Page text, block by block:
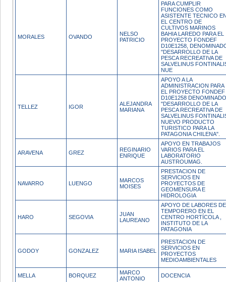
MORALES OVANDO
NELSO
PATRICIO
PARA CUMPLIR
FUNCIONES COMO
ASISTENTE TECNICO
EL CENTRO DE
CULTIVOS MARINOS
BAHIA LAREDO PARA EL
PROYECTO FONDEF
D10E1258,
"DESARROLLO DE LA
PESCA RECREATIVA DE
SALVELINUS
NUE
TELLEZ IGOR
ALEJANDRA
MARIANA
APOYO A LA
ADMINISTRACION PARA
EL PROYECTO FONDEF
D10E1258 DENOMINADO
"DESARROLLO DE LA
PESCA RECREATIVA DE
SALVELINUS
NUEVO PRODUCTO
TURISTICO PARA LA
PATAGONIA CHILENA".
ARAVENA GREZ
REGINARIO
ENRIQUE
APOYO EN TRABAJOS
VARIOS PARA EL
LABORATORIO
AUSTROUMAG.
NAVARRO LUENGO
MARCOS
MOISES
PRESTACION DE
SERVICIOS EN
PROYECTOS DE
GEOMENSURA E
HIDROLOGIA
HARO SEGOVIA
JUAN
LAUREANO
APOYO DE LABORES DE
TEMPORERO EN EL
CENTRO HORTÍCOLA ,
INSTITUTO DE LA
PATAGONIA
GODOY GONZALEZ MARIA ISABEL
PRESTACION DE
SERVICIOS EN
PROYECTOS
MEDIOAMBIENTALES
MELLA BORQUEZ
MARCO
ANTONIO
DOCENCIA